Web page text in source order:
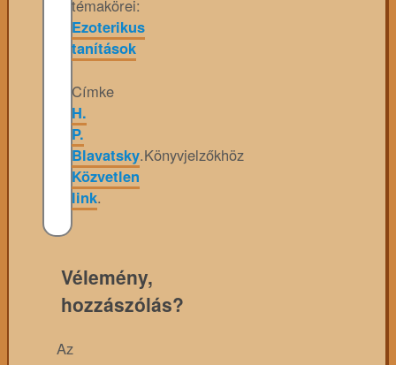
témakörei:
Ezoterikus
tanítások
Címke
H.
P.
Blavatsky.Könyvjelzőkhöz
Közvetlen
link.
Vélemény,
hozzászólás?
Az